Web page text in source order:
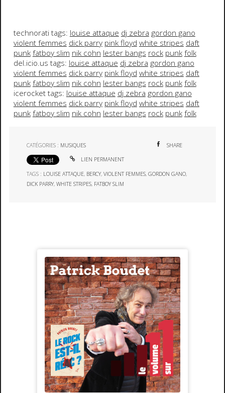
technorati tags: louise attaque dj zebra gordon gano
violent femmes dick parry pink floyd white stripes daft
punkfatboy slim nik cohn lester bangs rock punkfolk
del.icio.us tags: louise attaque dj zebra gordon gano
violent femmes dick parry pink floyd white stripes daft
punkfatboy slim nik cohn lester bangs rock punkfolk
icerocket tags: louise attaque dj zebra gordon gano
violent femmes dick parry pink floyd white stripes daft
punkfatboy slim nik cohn lester bangs rock punkfolk
CATÉGORIES : MUSIQUES SHARE
LIEN PERMANENT
TAGS : LOUISE ATTAQUE, BERCY,VIOLENT FEMMES,GORDON GANO,
DICK PARRY,WHITE STRIPES, FATBOY SLIM